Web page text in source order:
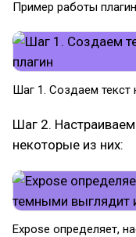
Пример работы
Шаг 1. Создаем текст
Шаг 2.
некоторые из них:
Expose определяет,